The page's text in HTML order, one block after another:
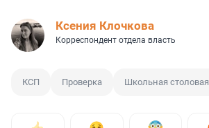
Ксения Клочкова
Корреспондент отдела власть
КСП Проверка Школьная столовая